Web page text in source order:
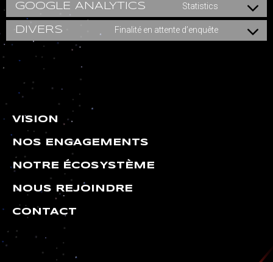
GOOGLE ANALYTICS Statistics
DIVERS Finalité en attente d’enquête
VISION
NOS ENGAGEMENTS
NOTRE ÉCOSYSTÈME
NOUS REJOINDRE
CONTACT